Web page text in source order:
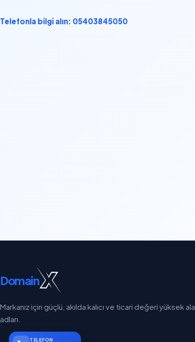
Telefonla bilgi alın: 05403845050
TELEFON
Domain
Markanız için güçlü, akılda kalıcı ve ticari değeri yüksek
adları.